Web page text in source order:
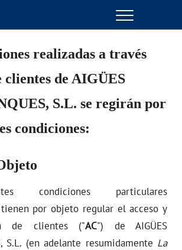
Menu
GESTIONES
GESTIONES
realizadas a través
clientes de AIGÜES
S.L. se regirán por
condiciones:
condiciones particulares
por objeto regular el acceso y
de clientes ("AC") de AIGÜES
S.L. (en adelante resumidamente La